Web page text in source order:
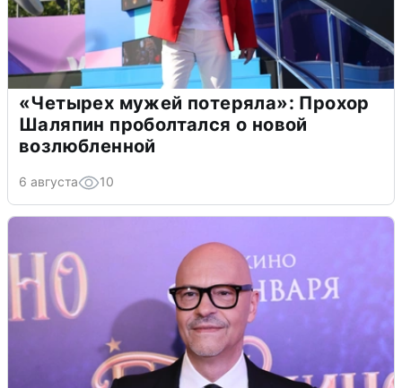
«Четырех мужей потеряла»: Прохор
Шаляпин проболтался о новой
возлюбленной
6 августа 10